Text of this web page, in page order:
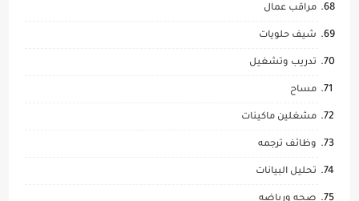
مراقب عمال
شيف حلويات
تدريب وتشغيل
مساح
مشغلين ماكينات
وظائف ترجمه
تحليل البيانات